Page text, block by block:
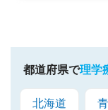
都道府県で理学
北海道